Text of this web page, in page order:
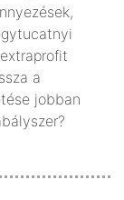
a
jobban